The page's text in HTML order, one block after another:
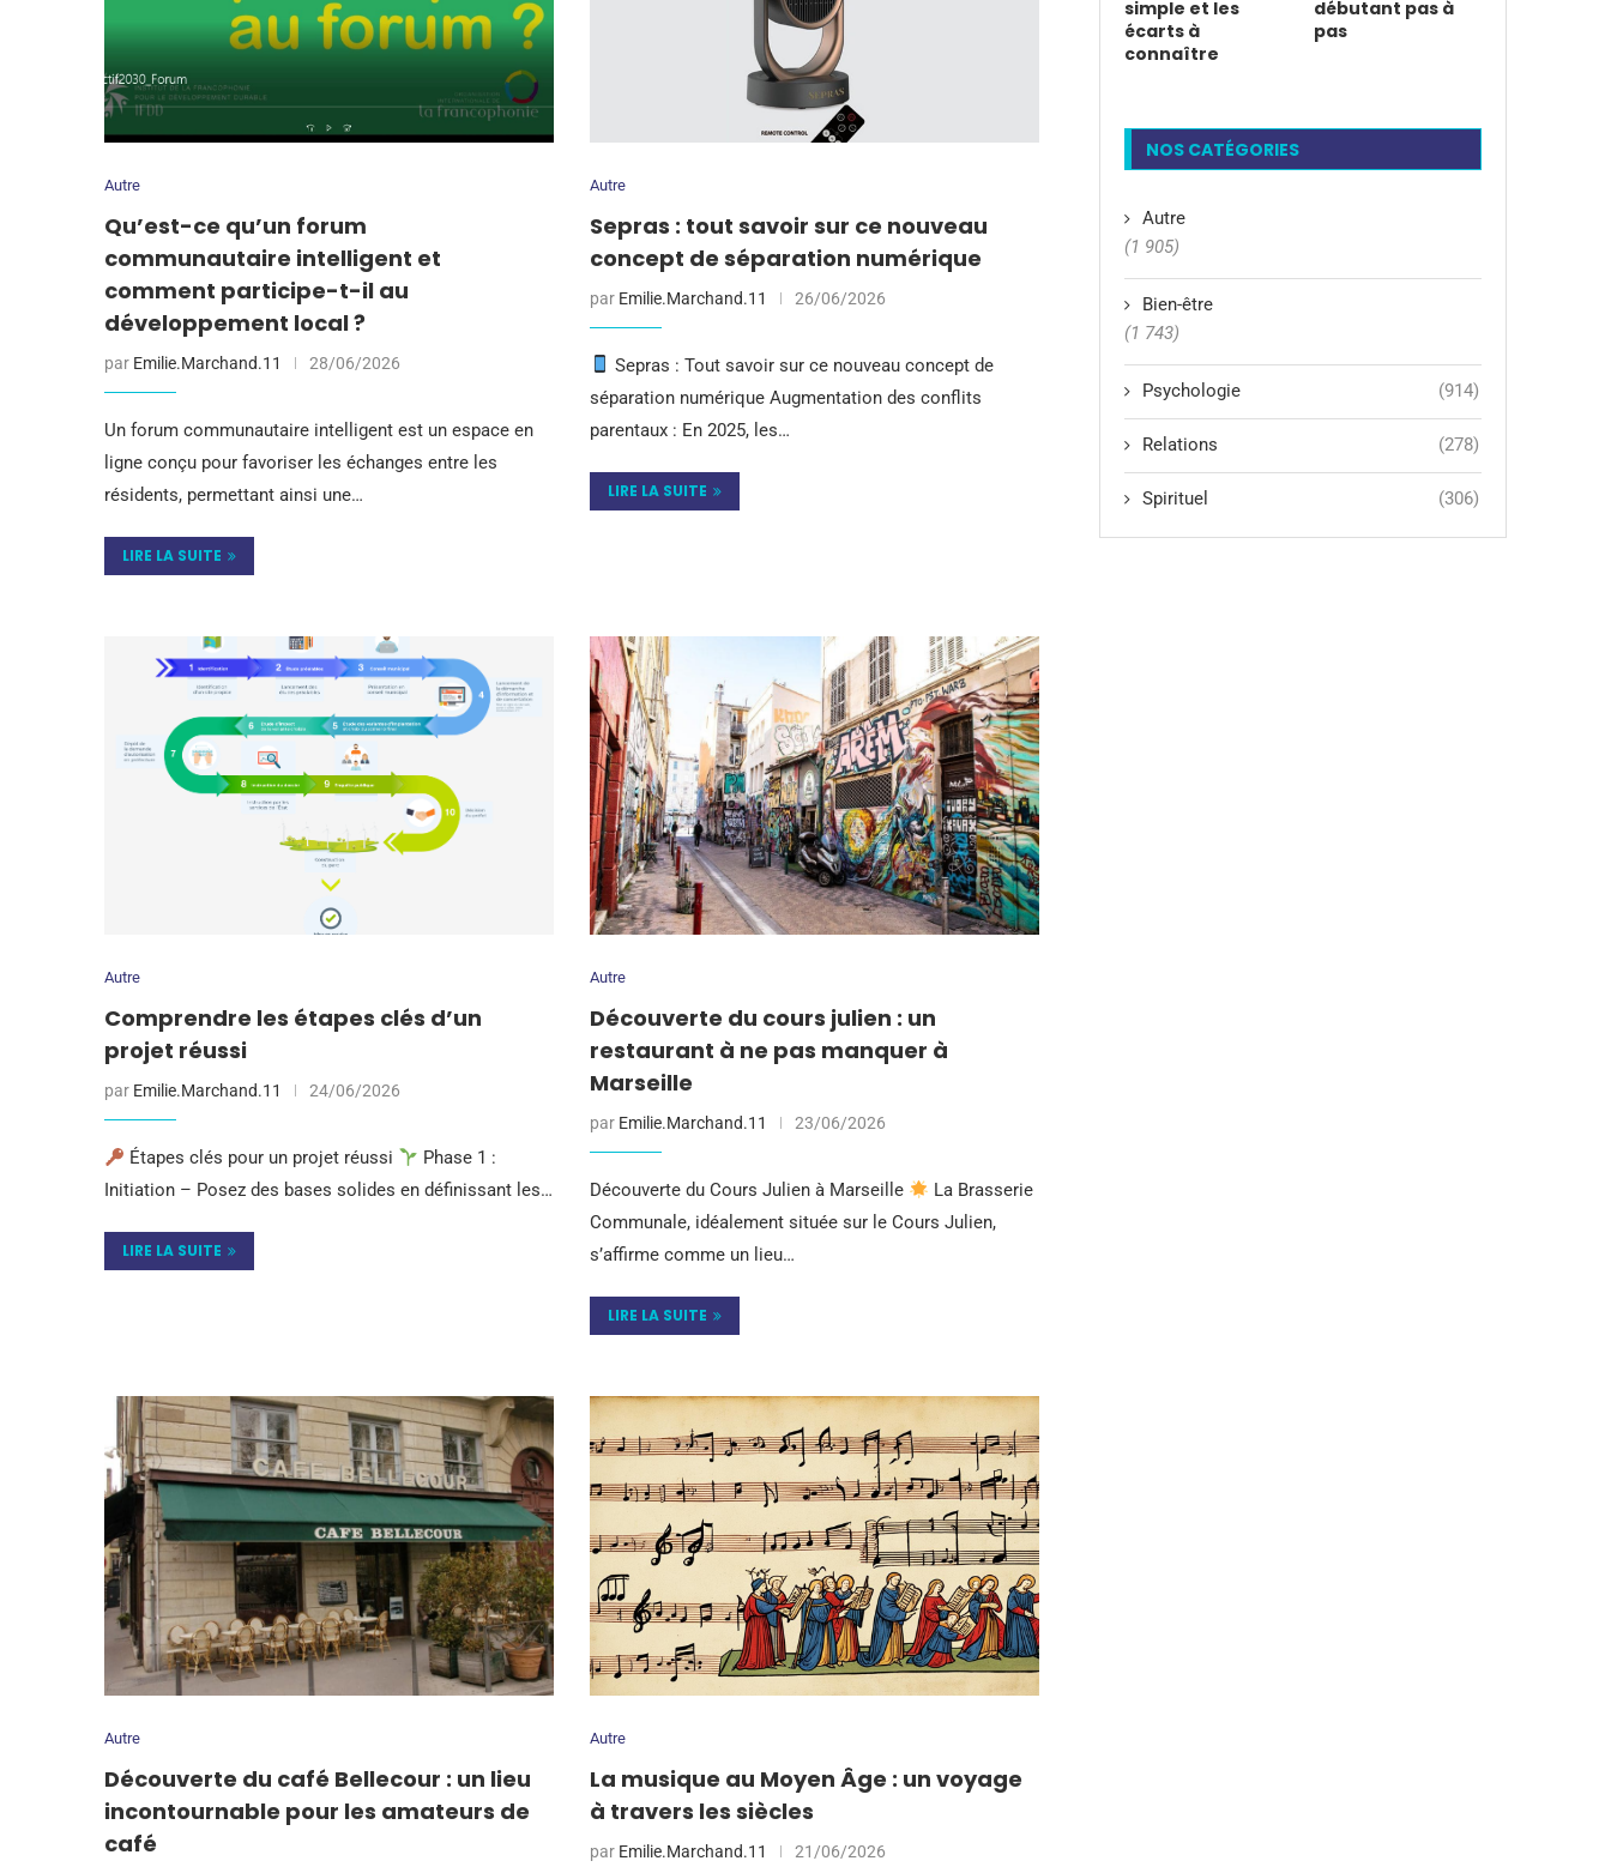
Autre
Qu’est-ce qu’un forum
communautaire intelligent et
comment participe-t-il au
développement local ?
par Emilie.Marchand.11 28/06/2026
Un forum communautaire intelligent est un espace en
ligne conçu pour favoriser les échanges entre les
résidents, permettant ainsi une…
LIRE LA SUITE
Autre
Sepras : tout savoir sur ce nouveau
concept de séparation numérique
par Emilie.Marchand.11 26/06/2026
Sepras : Tout savoir sur ce nouveau concept de
séparation numérique Augmentation des conflits
parentaux : En 2025, les…
LIRE LA SUITE
Autre
Comprendre les étapes clés d’un
projet réussi
par Emilie.Marchand.11 24/06/2026
Étapes clés pour un projet réussi
Phase 1 :
Initiation – Posez des bases solides en définissant les…
LIRE LA SUITE
Autre
Découverte du cours julien : un
restaurant à ne pas manquer à
Marseille
par Emilie.Marchand.11 23/06/2026
Découverte du Cours Julien à Marseille
La Brasserie
Communale, idéalement située sur le Cours Julien,
s’affirme comme un lieu…
LIRE LA SUITE
Autre
Découverte du café Bellecour : un lieu
incontournable pour les amateurs de
café
Autre
La musique au Moyen Âge : un voyage
à travers les siècles
par Emilie.Marchand.11 21/06/2026
simple et les
écarts à
connaître
débutant pas à
pas
NOS CATÉGORIES
Autre
(1 905)
Bien-être
(1 743)
Psychologie (914)
Relations (278)
Spirituel (306)